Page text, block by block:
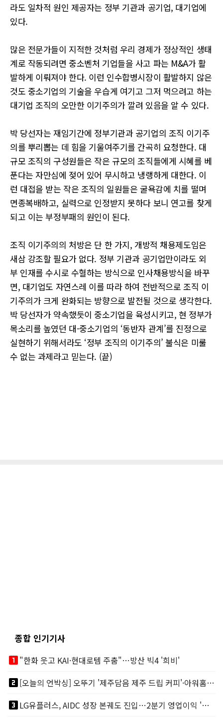
라도 일차적 원인 제공자는 정부 기관과 공기업, 대기업에
있다.
많은 전문가들이 지적한 것처럼 우리 경제가 정상적인 생태
계로 작동되려면 중소벤처 기업들을 사고 파는 M&A가 활
발하게 이뤄져야 한다. 이런 인수합병시장이 활발하지 않은
것도 중소기업의 기술을 우습게 여기고 그저 먹으려고 하는
대기업 조직의 오만한 이기주의가 깔려 있음을 알 수 있다.
박 당선자는 재임기간에 정부기관과 공기업의 조직 이기주
의를 뿌리뽑는 데 힘을 기울여주기를 간곡히 요청한다. 대
규모 조직의 구성원들은 작은 규모의 조직들에게 시혜를 베
푼다는 자만심에 젖어 있어 무시하고 냉랭하게 대한다. 이
런 대접을 받는 작은 조직의 일원들은 굴욕감에 치를 떨며
면종복배하고, 실력으로 인정받지 못하다 보니 연고를 찾게
되고 이는 부정부패의 원인이 된다.
조직 이기주의의 처방은 단 한 가지, 개방적 채용제도임은
새삼 강조할 필요가 없다. 정부 기관과 공기업만이라도 외
부 인재를 수시로 수혈하는 방식으로 인사채용방식을 바꾸
면, 대기업도 자연스레 이를 따라 하여 전반적으로 조직 이
기주의가 크게 완화되는 방향으로 발전될 것으로 생각한다.
박 당선자가 약속했듯이 중소기업을 육성시키고, 현 정부가
목소리를 높였던 대-중소기업의 ‘동반자 관계’를 진정으로
실현하기 위해서라도 ‘정부 조직의 이기주의’ 불식은 미룰
수 없는 과제라고 믿는다. (끝)
종합 인기기사
looks_one"한화 웃고 KAI·현대로템 주춤"…방산 빅4 '희비'
looks_two
[오늘의 언박싱] 오뚜기 '제주담음 제주 드립 커피'·아워홈 ‘갓석박지’ 外
looks_3
LG유플러스, AIDC 성장 본궤도 진입…2분기 영업이익 '역대 최대'